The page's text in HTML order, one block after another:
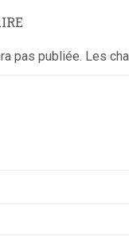
pas publiée. Les